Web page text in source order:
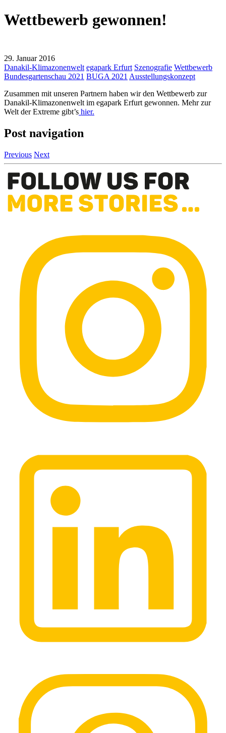
Wettbewerb gewonnen!
29. Januar 2016
Danakil-Klimazonenwelt egapark Erfurt Szenografie Wettbewerb
Bundesgartenschau 2021 BUGA 2021 Ausstellungskonzept
Zusammen mit unseren Partnern haben wir den Wettbewerb zur
Danakil-Klimazonenwelt im egapark Erfurt gewonnen. Mehr zur
Welt der Extreme gibt’s hier.
Post navigation
Previous Next